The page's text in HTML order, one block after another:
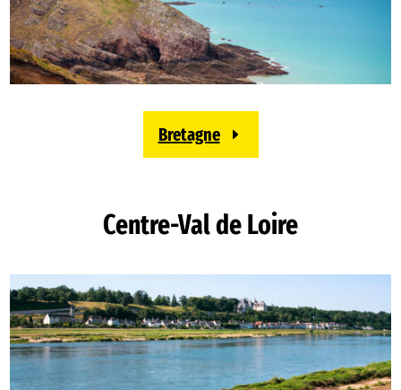
Bretagne
Centre-Val de Loire